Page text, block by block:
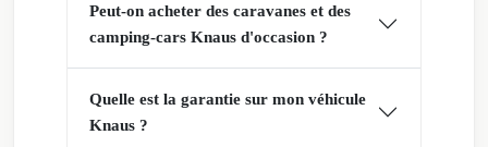
Peut-on acheter des caravanes et des
camping-cars Knaus d'occasion ?
Quelle est la garantie sur mon véhicule
Knaus ?